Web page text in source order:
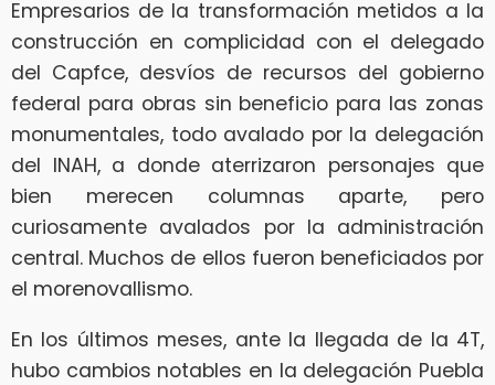
Empresarios de la transformación metidos a la
construcción en complicidad con el delegado
del Capfce, desvíos de recursos del gobierno
federal para obras sin beneficio para las zonas
monumentales, todo avalado por la delegación
del INAH, a donde aterrizaron personajes que
bien merecen columnas aparte, pero
curiosamente avalados por la administración
central. Muchos de ellos fueron beneficiados por
el morenovallismo.
En los últimos meses, ante la llegada de la 4T,
hubo cambios notables en la delegación Puebla